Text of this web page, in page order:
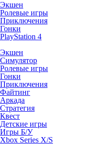
Экшен
Ролевые игры
Приключения
Гонки
PlayStation 4
Экшен
Симулятор
Ролевые игры
Гонки
Приключения
Файтинг
Аркада
Стратегия
Квест
Детские игры
Игры Б/У
Xbox Series X/S